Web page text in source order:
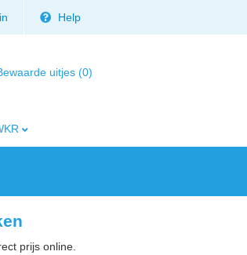
Help
uitjes (0)
prijs online.